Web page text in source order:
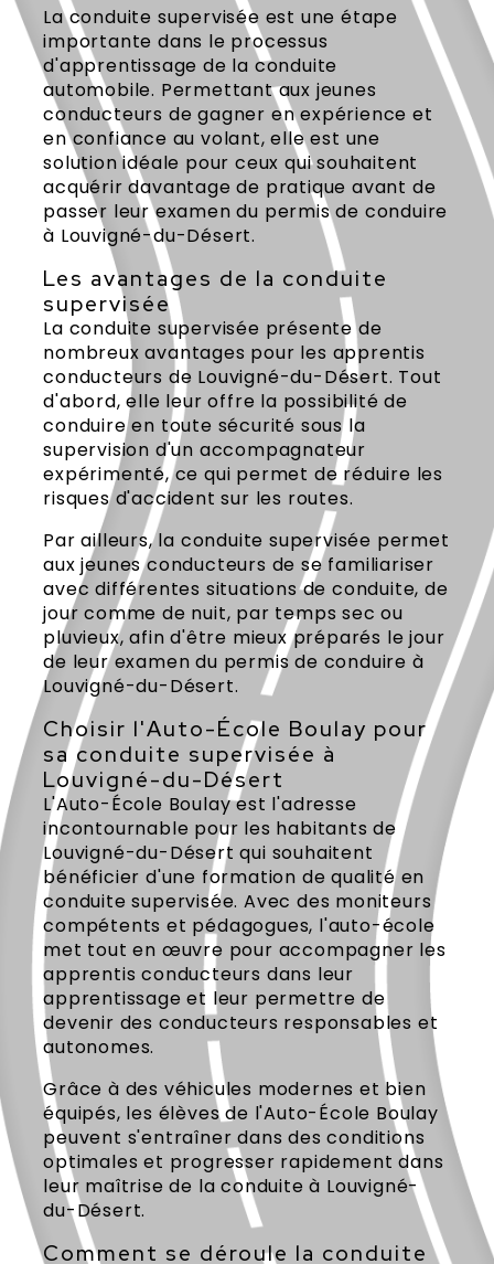
La conduite supervisée est une étape
importante dans le processus
d'apprentissage de la conduite
automobile. Permettant aux jeunes
conducteurs de gagner en expérience et
en confiance au volant, elle est une
solution idéale pour ceux qui souhaitent
acquérir davantage de pratique avant de
passer leur examen du permis de conduire
à Louvigné-du-Désert.
Les avantages de la conduite
supervisée
La conduite supervisée présente de
nombreux avantages pour les apprentis
conducteurs de Louvigné-du-Désert. Tout
d'abord, elle leur offre la possibilité de
conduire en toute sécurité sous la
supervision d'un accompagnateur
expérimenté, ce qui permet de réduire les
risques d'accident sur les routes.
Par ailleurs, la conduite supervisée permet
aux jeunes conducteurs de se familiariser
avec différentes situations de conduite, de
jour comme de nuit, par temps sec ou
pluvieux, afin d'être mieux préparés le jour
de leur examen du permis de conduire à
Louvigné-du-Désert.
Choisir l'Auto-École Boulay pour
sa conduite supervisée à
Louvigné-du-Désert
L'Auto-École Boulay est l'adresse
incontournable pour les habitants de
Louvigné-du-Désert qui souhaitent
bénéficier d'une formation de qualité en
conduite supervisée. Avec des moniteurs
compétents et pédagogues, l'auto-école
met tout en œuvre pour accompagner les
apprentis conducteurs dans leur
apprentissage et leur permettre de
devenir des conducteurs responsables et
autonomes.
Grâce à des véhicules modernes et bien
équipés, les élèves de l'Auto-École Boulay
peuvent s'entraîner dans des conditions
optimales et progresser rapidement dans
leur maîtrise de la conduite à Louvigné-
du-Désert.
Comment se déroule la conduite